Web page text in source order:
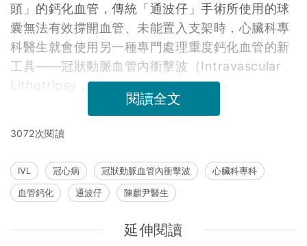
頭」的鈣化血管，傳統「通波仔」手術所使用的球
囊無法有效撐開血管、未能置入支架時，心臟科專
科醫生就會使用另一種專門處理重度鈣化血管的新
工具——冠狀動脈血管內衝擊波（Intravascular
Lithotripsy，IVL）。
閱讀全文
3072次閱讀
IVL 冠心病 冠狀動脈血管內衝擊波
心臟科專科
血管鈣化
通波仔 陳麒尹醫生
延伸閱讀